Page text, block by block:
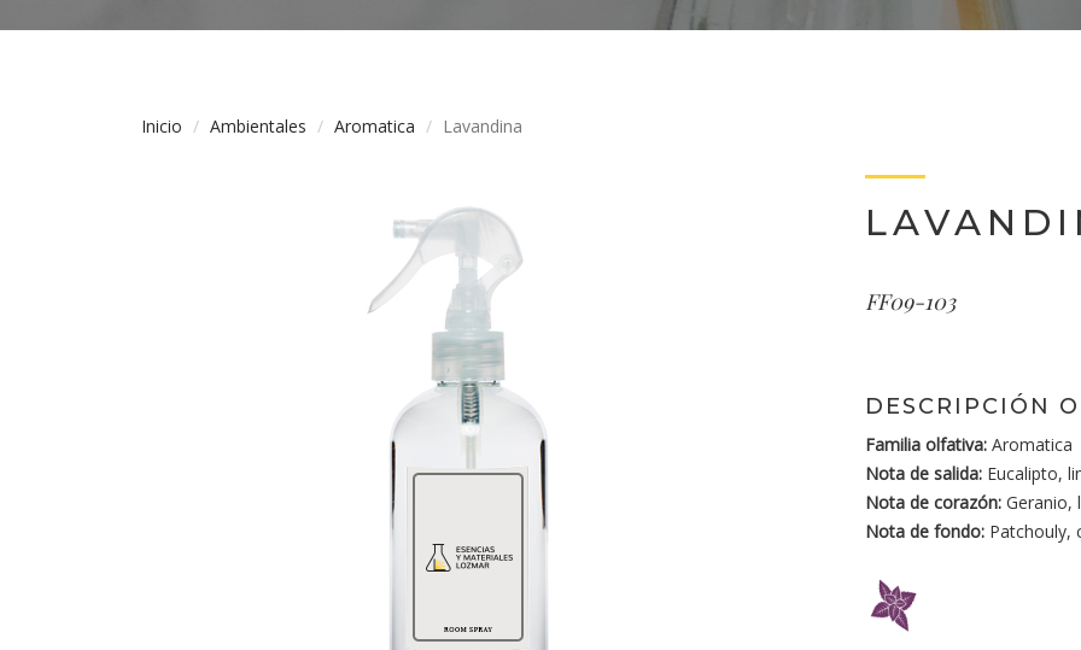
Inicio Ambientales Aromatica Lavandina
FF09-103
DESCRIPCIÓN
Familia olfativa: Aromatica
Nota de salida: Eucalipto,
Nota de corazón: Geranio,
Nota de fondo: Patchouly,